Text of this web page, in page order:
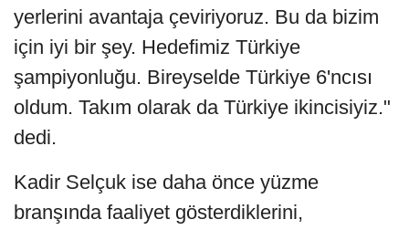
yerlerini avantaja çeviriyoruz. Bu da bizim
için iyi bir şey. Hedefimiz Türkiye
şampiyonluğu. Bireyselde Türkiye 6'ncısı
oldum. Takım olarak da Türkiye ikincisiyiz."
dedi.
Kadir Selçuk ise daha önce yüzme
branşında faaliyet gösterdiklerini,